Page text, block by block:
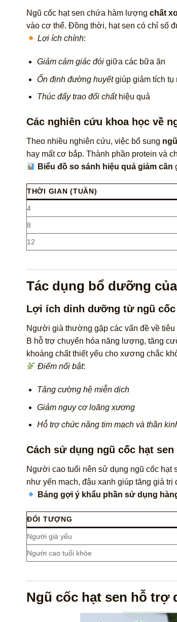
Ngũ cốc hạt sen chứa hàm lượng chất
vào cơ thể. Đồng thời, hạt sen có chỉ số
Lợi ích chính:
Giảm cảm giác đóigiữa các bữa ăn
Ổn định đường huyếtgiúp giảm tích tụ
Thúc đẩy trao đổi chấthiệu quả
Các nghiên cứu khoa học về
Theo nhiều nghiên cứu, việc bổ sung
hay mất cơ bắp. Thành phần protein và
Biểu đồ so sánh hiệu quả giảm cân
THỜI GIAN (TUẦN)
4
8
12
Tác dụng bổ dưỡng
Lợi ích dinh dưỡng từ ngũ
Người già thường gặp các vấn đề về tiêu
B hỗ trợ chuyển hóa năng lượng, tăng
khoáng chất thiết yếu cho xương chắc
Điểm nổi bật:
Tăng cường hệ miễn dịch
Giảm nguy cơ loãng xương
Hỗ trợ chức năng tim mạch và thần
Cách sử dụng ngũ cốc hạt
Người cao tuổi nên sử dụng ngũ cốc hạt
như yến mạch, đậu xanh giúp tăng giá
Bảng gợi ý khẩu phần sử dụng
ĐỐI TƯỢNG
Người già yếu
Người cao tuổi khỏe
Ngũ cốc hạt sen hỗ